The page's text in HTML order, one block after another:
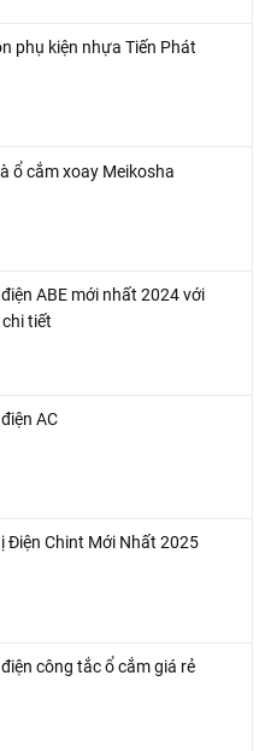
phụ kiện nhựa Tiến Phát
ổ cắm xoay Meikosha
ABE mới nhất 2024 với
tiết
AC
Điện Chint Mới Nhất 2025
công tắc ổ cắm giá rẻ